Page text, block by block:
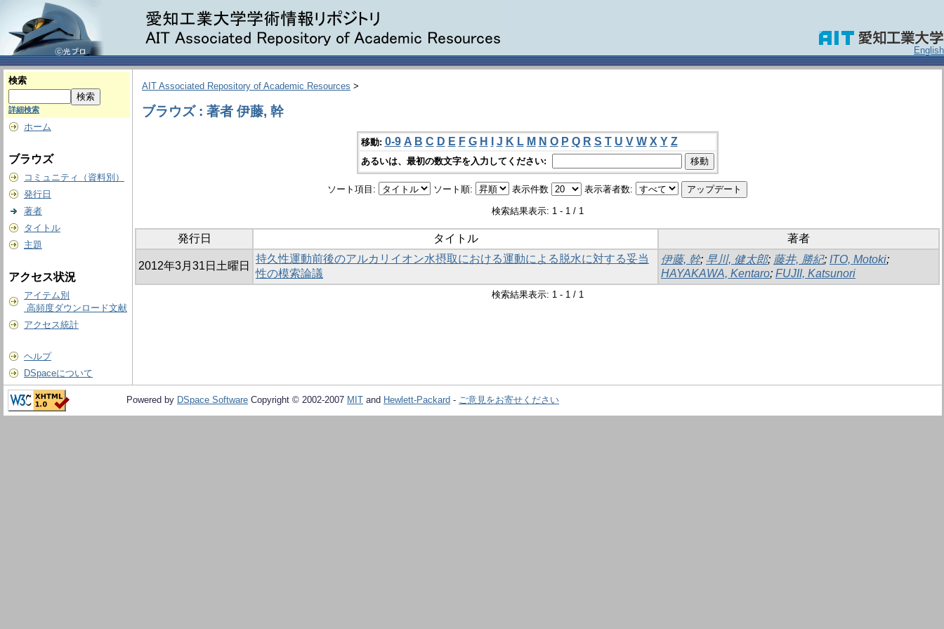
English
検索
詳細検索
ホーム
ブラウズ
コミュニティ（資料別）
発行日
著者
タイトル
主題
アクセス状況
アイテム別
高頻度ダウンロード文献
アクセス統計
ヘルプ
DSpaceについて
AIT Associated Repository of Academic Resources >
ブラウズ : 著者 伊藤, 幹
移動: 0-9 A B C D E F G H J K L M N O P Q R S T U V W X Y Z
あるいは、最初の数文字を入力してください:
ソート項目: ソート順: 表示件数 表示著者数:
検索結果表示: 1 - 1 / 1
発行日 タイトル 著者
2012年3月31日土曜日
持久性運動前後のアルカリイオン水摂取における運動による脱水に対する妥当
性の模索論議
伊藤, 幹; 早川, 健太郎; 藤井, 勝紀; ITO, Motoki;
HAYAKAWA, Kentaro; FUJII, Katsunori
検索結果表示: 1 - 1 / 1
Powered by DSpace Software Copyright © 2002-2007 MIT and Hewlett-Packard - ご意見をお寄せください